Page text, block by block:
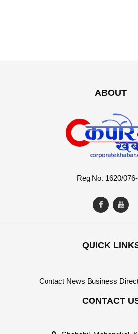
ABOUT
Reg No. 1620/
QUICK
Contact News Business
CONTACT